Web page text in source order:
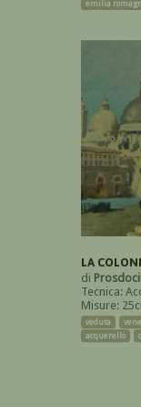
emilia
LA
di
Tecnica:
Misure:
veduta
acquerello